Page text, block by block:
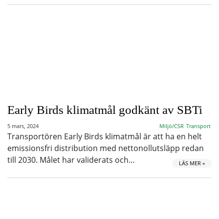
Early Birds klimatmål godkänt av SBTi
5 mars, 2024 Miljö/CSR Transport
Transportören Early Birds klimatmål är att ha en helt
emissionsfri distribution med nettonollutsläpp redan
till 2030. Målet har validerats och…
LÄS MER »